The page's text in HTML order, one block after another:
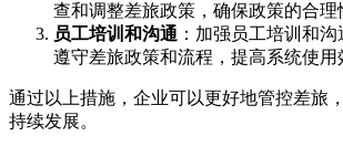
查和调整差旅政策，确保政策的合理
员工培训和沟通 ：加强员工培训和
遵守差旅政策和流程，提高系统使用
通过以上措施，企业可以更好地管控差旅
持续发展。